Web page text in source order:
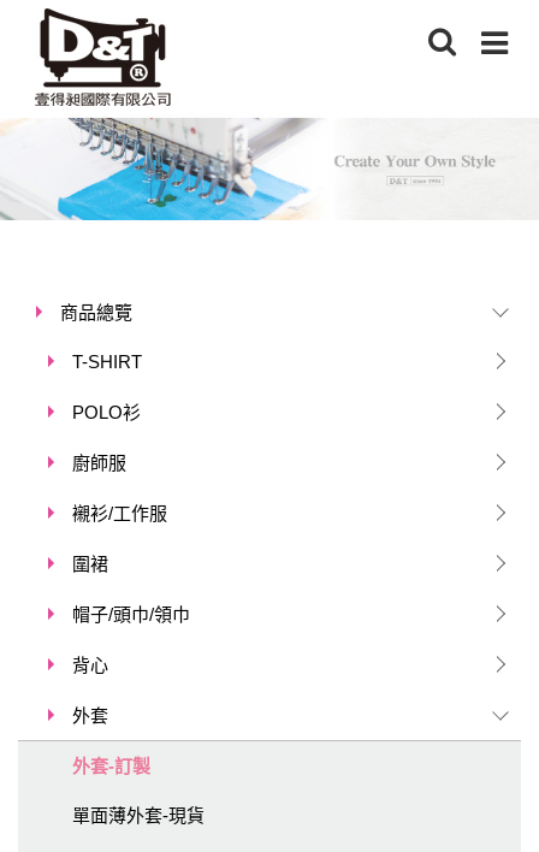
商品總覽
T-SHIRT
POLO衫
廚師服
襯衫/工作服
圍裙
帽子/頭巾/領巾
背心
外套
外套-訂製
單面薄外套-現貨